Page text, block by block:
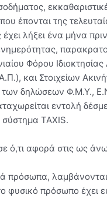
έπονται της
λήξει ένα μήνα
Φόρου
και Στοιχείων
δηλώσεων Φ.Μ.Υ.,
εντολή
TAXIS.
ό,τι αφορά στις ως
πρόσωπα,
το φυσικό πρόσωπο